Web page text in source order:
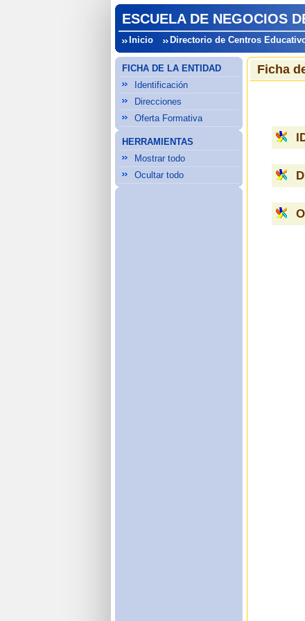
ESCUELA DE NEGOCIOS
Inicio Directorio de Centros
FICHA DE LA ENTIDAD
Identificación
Direcciones
Oferta Formativa
HERRAMIENTAS
Mostrar todo
Ocultar todo
Ficha